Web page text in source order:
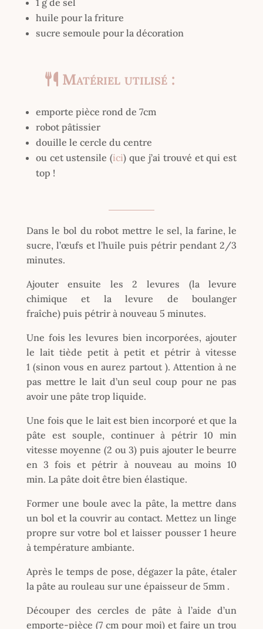
huile pour la friture
sucre semoule pour la décoration
Matériel utilisé :
emporte pièce rond de 7cm
robot pâtissier
douille le cercle du centre
ou cet ustensile (ici) que j’ai trouvé et qui est
top !
Dans le bol du robot mettre le sel, la farine, le
sucre, l’œufs et l’huile puis pétrir pendant 2/3
minutes.
Ajouter ensuite les 2 levures (la levure
chimique et la levure de boulanger
fraîche) puis pétrir à nouveau 5 minutes.
Une fois les levures bien incorporées, ajouter
le lait tiède petit à petit et pétrir à vitesse
1 (sinon vous en aurez partout ). Attention à ne
pas mettre le lait d’un seul coup pour ne pas
avoir une pâte trop liquide.
Une fois que le lait est bien incorporé et que la
pâte est souple, continuer à pétrir 10 min
vitesse moyenne (2 ou 3) puis ajouter le beurre
en 3 fois et pétrir à nouveau au moins 10
min. La pâte doit être bien élastique.
Former une boule avec la pâte, la mettre dans
un bol et la couvrir au contact. Mettez un linge
propre sur votre bol et laisser pousser 1 heure
à température ambiante.
Après le temps de pose, dégazer la pâte, étaler
la pâte au rouleau sur une épaisseur de 5mm .
Découper des cercles de pâte à l’aide d’un
emporte-pièce (7 cm pour moi) et faire un trou